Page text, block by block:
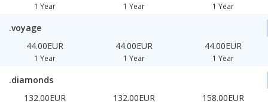
1 Year 1 Year 1 Year
.voyage
44.00EUR
1 Year
44.00EUR
1 Year
44.00EUR
1 Year
.diamonds
132.00EUR
132.00EUR 158.00EUR